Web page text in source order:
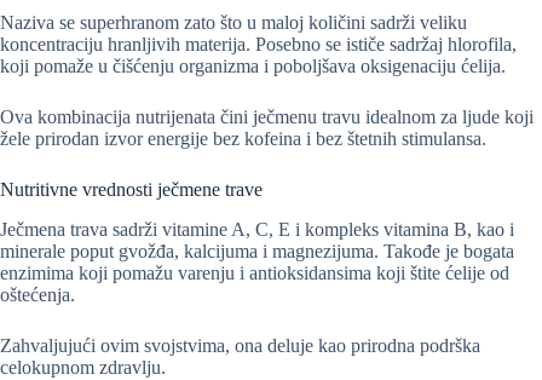
Naziva se superhranom zato što u maloj količini sadrži veliku
koncentraciju hranljivih materija. Posebno se ističe sadržaj hlorofila,
koji pomaže u čišćenju organizma i poboljšava oksigenaciju ćelija.
Ova kombinacija nutrijenata čini ječmenu travu idealnom za ljude koji
žele prirodan izvor energije bez kofeina i bez štetnih stimulansa.
Nutritivne vrednosti ječmene trave
Ječmena trava sadrži vitamine A, C, E i kompleks vitamina B, kao i
minerale poput gvožđa, kalcijuma i magnezijuma. Takođe je bogata
enzimima koji pomažu varenju i antioksidansima koji štite ćelije od
oštećenja.
Zahvaljujući ovim svojstvima, ona deluje kao prirodna podrška
celokupnom zdravlju.